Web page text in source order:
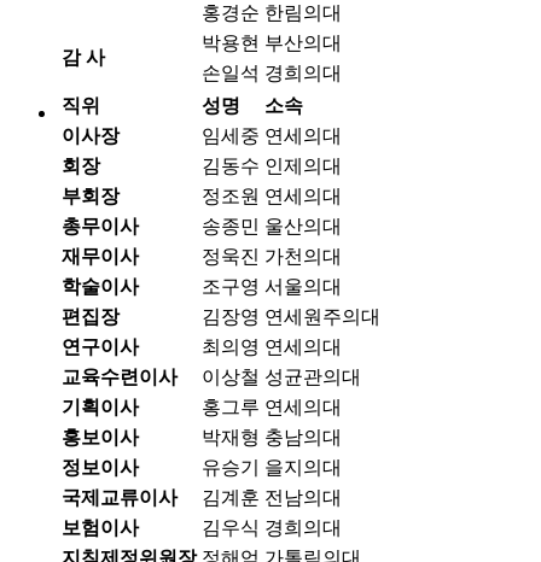
홍경순 한림의대
감 사
박용현 부산의대
손일석 경희의대
직위
성명
소속
이사장
임세중 연세의대
회장
김동수 인제의대
부회장
정조원 연세의대
총무이사
송종민 울산의대
재무이사
정욱진 가천의대
학술이사
조구영 서울의대
편집장
김장영 연세원주의대
연구이사
최의영 연세의대
교육수련이사
이상철 성균관의대
기획이사
홍그루 연세의대
홍보이사
박재형 충남의대
정보이사
유승기
을지의대
국제교류이사
김계훈 전남의대
보험이사
김우식 경희의대
지침제정위원장 정해억 가톨릭의대